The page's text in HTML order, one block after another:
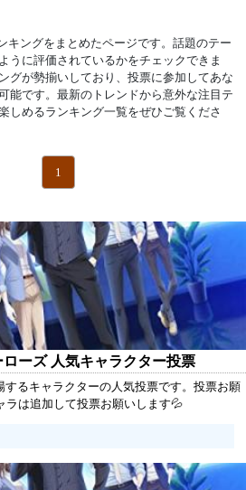
キングをまとめたページです。話題のテー
うに評価されているかをチェックできま
グが勢揃いしており、投票に参加してあな
能です。最新のトレンドから意外な注目テ
しめるランキング一覧をぜひご覧くださ
1
ーズ 人気キャラクター投票
するキャラクターの人気投票です。投票お願
は追加して投票お願いします💦